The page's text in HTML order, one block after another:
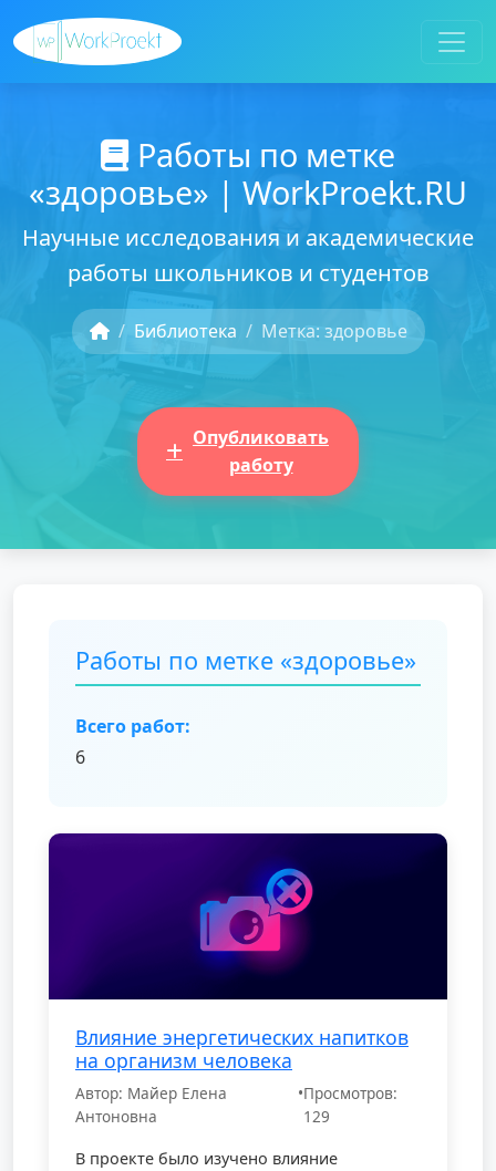
Работы по метке
«здоровье» | WorkProekt.RU
Научные исследования и академические
работы школьников и студентов
Библиотека Метка: здоровье
Опубликовать
работу
Работы по метке «здоровье»
Всего работ:
6
Влияние энергетических напитков
на организм человека
Автор: Майер Елена
Антоновна
•Просмотров:
129
В проекте было изучено влияние